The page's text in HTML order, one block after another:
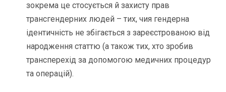
зокрема це стосується й захисту прав
трансгендерних людей – тих, чия гендерна
ідентичність не збігається з зареєстрованою від
народження статтю (а також тих, хто зробив
трансперехід за допомогою медичних процедур
та операцій).